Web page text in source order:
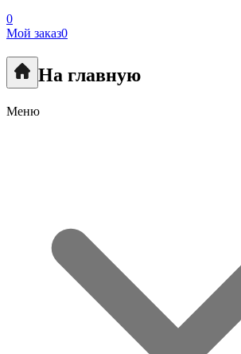
0
Мой заказ0
На главную
Меню